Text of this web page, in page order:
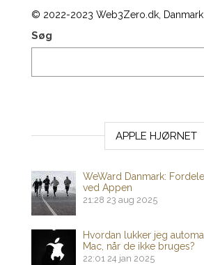
© 2022-2023 Web3Zero.dk, Danmark
Søg
APPLE HJØRNET
WeWard Danmark:
ved Appen
21:28 23 aug 2025
Hvordan lukker jeg
Mac, når de ikke bruges?
22:01 24 jan 2025